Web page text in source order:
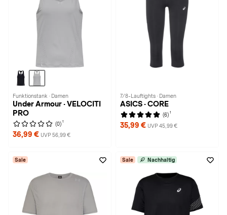
Funktionstank · Damen
Under Armour · VELOCITI
PRO
(0) 1
36,99 € UVP 56,99 €
7/8-Lauftights · Damen
ASICS · CORE
(6) 1
35,99 € UVP 45,99 €
Sale Sale Nachhaltig